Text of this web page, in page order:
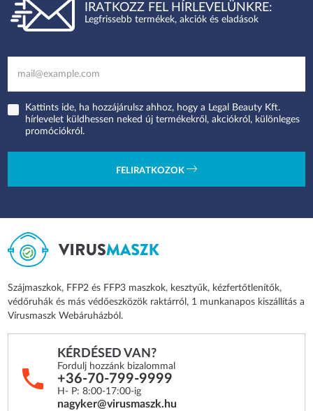
IRATKOZZ FEL HÍRLEVELÜNKRE:
Legfrissebb termékek, akciók és eladások
Kattints ide, ha hozzájárulsz ahhoz, hogy a Legal Beauty Kft.
hírlevelet küldhessen neked új termékekről, akciókról, különleges
promóciókról.
FELIRATKOZOK
Szájmaszkok, FFP2 és FFP3 maszkok, kesztyűk, kézfertőtlenítők,
védőruhák és más védőeszközök raktárról, 1 munkanapos kiszállítás a
Vírusmaszk Webáruházból.
KÉRDÉSED VAN?
Fordulj hozzánk bizalommal
+36-70-799-9999
H- P: 8:00-17:00-ig
nagyker@virusmaszk.hu